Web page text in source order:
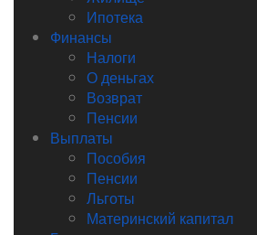
Ипотека
Финансы
Налоги
О деньгах
Возврат
Пенсии
Выплаты
Пособия
Пенсии
Льготы
Материнский капитал